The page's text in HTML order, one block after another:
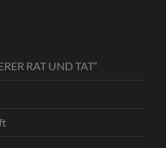
RAT UND TAT“